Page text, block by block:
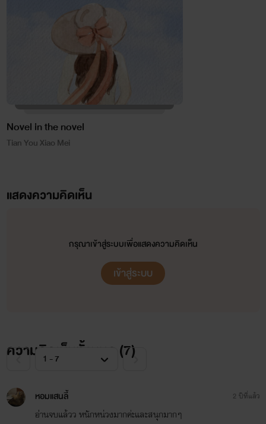
Novel in the novel
Tian You Xiao Mei
แสดงความคิดเห็น
กรุณาเข้าสู่ระบบเพื่อแสดงความคิดเห็น
เข้าสู่ระบบ
ความคิดเห็นทั้งหมด (7)
หอมแสนลี้
อ่่านจบแล้วว หนักหน่วงมากค่ะและสนุกมากๆ
2 ปีที่แล้ว